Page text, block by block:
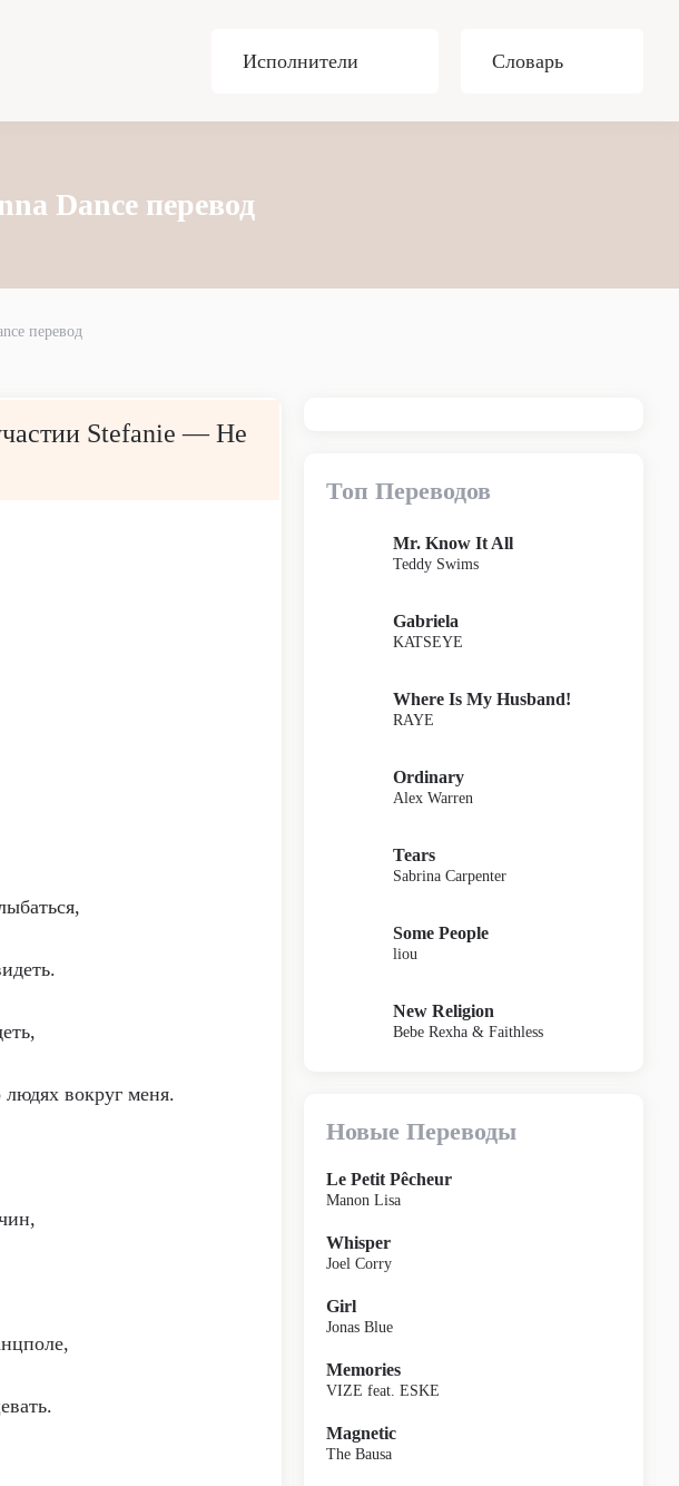
Исполнители Словарь
Dance перевод
перевод
Stefanie — Не
вокруг меня.
Топ Переводов
Mr. Know It All
Teddy Swims
Gabriela
KATSEYE
Where Is My Husband!
RAYE
Ordinary
Alex Warren
Tears
Sabrina Carpenter
Some People
liou
New Religion
Bebe Rexha & Faithless
Новые Переводы
Le Petit Pêcheur
Manon Lisa
Whisper
Joel Corry
Girl
Jonas Blue
Memories
VIZE feat. ESKE
Magnetic
The Bausa